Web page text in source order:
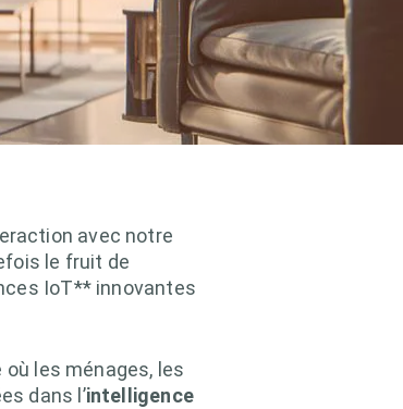
avec notre
le fruit de
IoT** innovantes
les ménages, les
dans l’intelligence